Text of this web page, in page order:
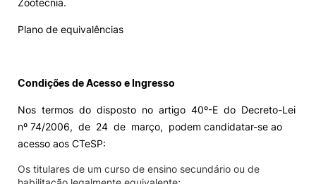
Zootecnia.
Plano de equivalências
Condições de Acesso e Ingresso
Nos termos do disposto no artigo 40º-E do Decreto-Lei
nº 74/2006, de 24 de março, podem candidatar-se ao
acesso aos CTeSP:
Os titulares de um curso de ensino secundário ou de